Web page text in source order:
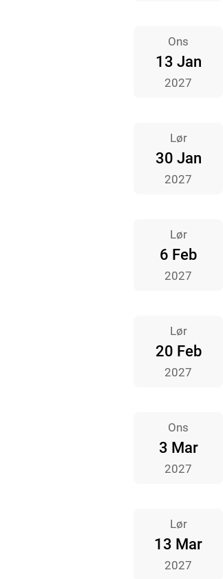
Ons
13 Jan
2027
Lør
30 Jan
2027
Lør
6 Feb
2027
Lør
20 Feb
2027
Ons
3 Mar
2027
Lør
13 Mar
2027